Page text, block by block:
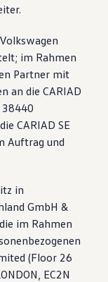
im Rahmen
Partner mit
an die CARIAD
CARIAD SE
Auftrag und
in
GmbH &
im Rahmen
(Floor 26
EC2N